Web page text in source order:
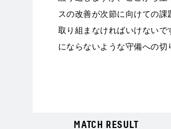
スの改善が次節に向けての
取り組まなければいけない
にならないような守備への切
MATCH RESULT